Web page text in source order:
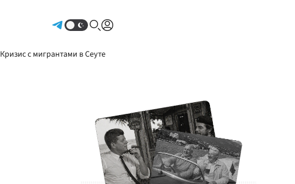
Кризис с мигрантами в Сеуте